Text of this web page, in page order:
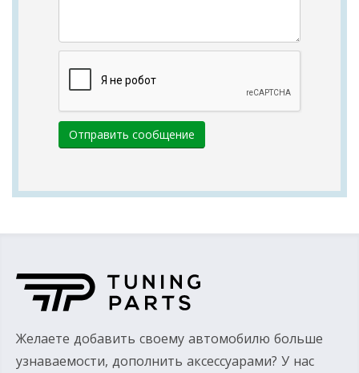
Отправить сообщение
Желаете добавить своему автомобилю больше
узнаваемости, дополнить аксессуарами? У нас